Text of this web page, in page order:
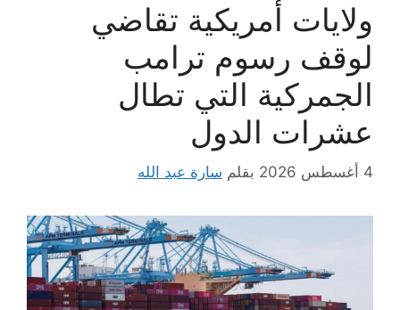
ولايات أمريكية تقاضي
لوقف رسوم ترامب
الجمركية التي تطال
عشرات الدول
4 أغسطس 2026 بقلم سارة عبد الله